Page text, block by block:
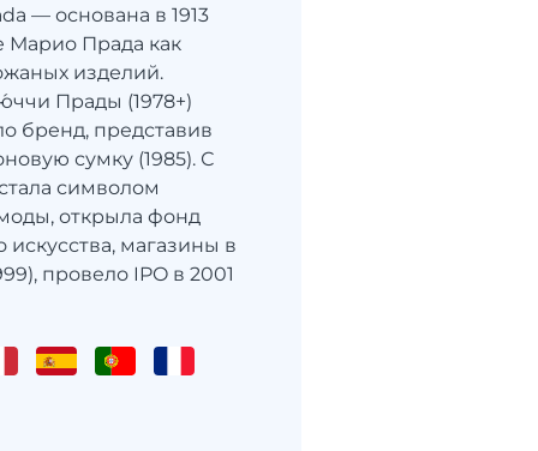
— основана в 1913
Марио Прада как
изделий.
Прады (1978+)
бренд, представив
сумку (1985). С
символом
открыла фонд
магазины в
провело IPO в 2001